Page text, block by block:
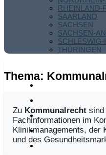
RHEINLAND-
SAARLAND
SACHSEN
SACHSEN-
THÜRINGEN
Thema:
Zu Kommunalrecht sind
Fachinformationen im
Klinikmanagements, der
und des